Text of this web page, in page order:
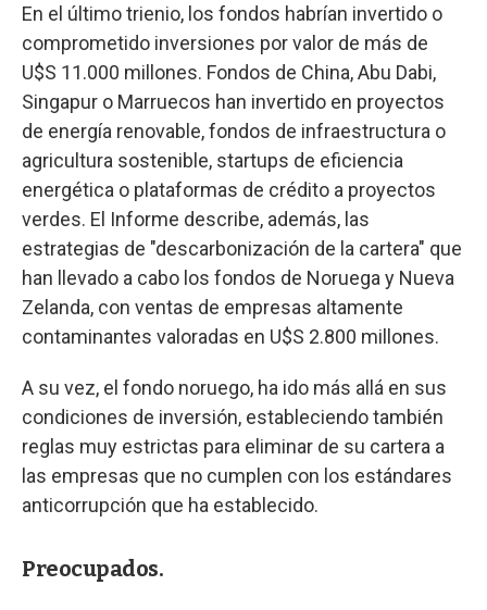
En el último trienio, los fondos habrían invertido o
comprometido inversiones por valor de más de
U$S 11.000 millones. Fondos de China, Abu Dabi,
Singapur o Marruecos han invertido en proyectos
de energía renovable, fondos de infraestructura o
agricultura sostenible, startups de eficiencia
energética o plataformas de crédito a proyectos
verdes. El Informe describe, además, las
estrategias de "descarbonización de la cartera" que
han llevado a cabo los fondos de Noruega y Nueva
Zelanda, con ventas de empresas altamente
contaminantes valoradas en U$S 2.800 millones.
A su vez, el fondo noruego, ha ido más allá en sus
condiciones de inversión, estableciendo también
reglas muy estrictas para eliminar de su cartera a
las empresas que no cumplen con los estándares
anticorrupción que ha establecido.
Preocupados.